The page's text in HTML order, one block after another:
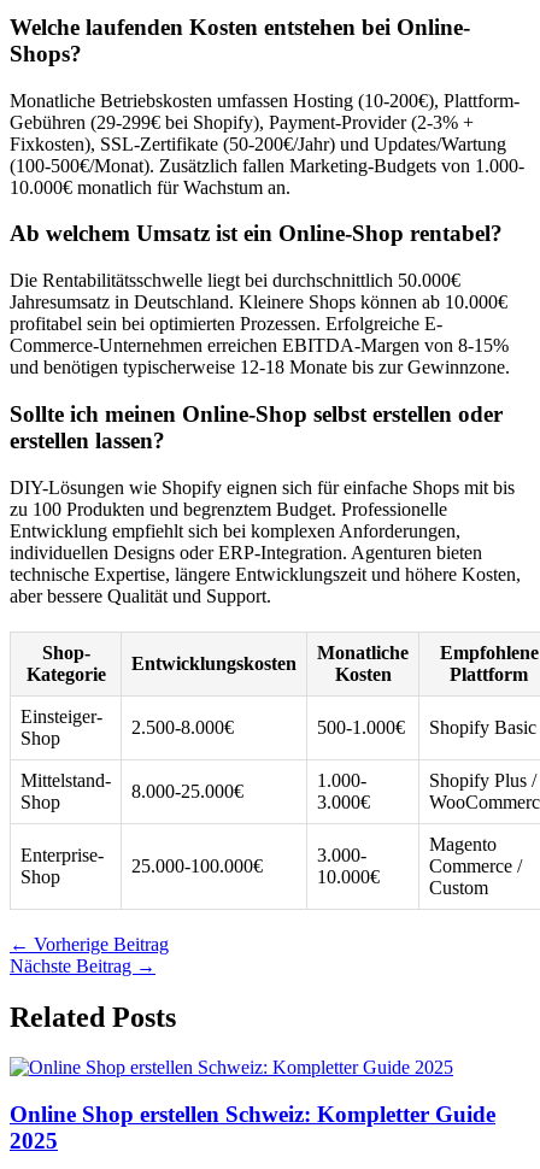
Welche laufenden Kosten entstehen bei Online-
Shops?
Monatliche Betriebskosten umfassen Hosting (10-200€), Plattform-
Gebühren (29-299€ bei Shopify), Payment-Provider (2-3% +
Fixkosten), SSL-Zertifikate (50-200€/Jahr) und Updates/Wartung
(100-500€/Monat). Zusätzlich fallen Marketing-Budgets von 1.000-
10.000€ monatlich für Wachstum an.
Ab welchem Umsatz ist ein Online-Shop rentabel?
Die Rentabilitätsschwelle liegt bei durchschnittlich 50.000€
Jahresumsatz in Deutschland. Kleinere Shops können ab 10.000€
profitabel sein bei optimierten Prozessen. Erfolgreiche E-
Commerce-Unternehmen erreichen EBITDA-Margen von 8-15%
und benötigen typischerweise 12-18 Monate bis zur Gewinnzone.
Sollte ich meinen Online-Shop selbst erstellen oder
erstellen lassen?
DIY-Lösungen wie Shopify eignen sich für einfache Shops mit bis
zu 100 Produkten und begrenztem Budget. Professionelle
Entwicklung empfiehlt sich bei komplexen Anforderungen,
individuellen Designs oder ERP-Integration. Agenturen bieten
technische Expertise, längere Entwicklungszeit und höhere Kosten,
aber bessere Qualität und Support.
Shop-
Kategorie
Entwicklungskosten
Monatliche
Kosten
Empfohlene
Plattform
Einsteiger-
Shop
2.500-8.000€ 500-1.000€ Shopify Basic
Mittelstand-
Shop
8.000-25.000€
1.000-
3.000€
Shopify Plus /
Enterprise-
Shop
25.000-100.000€
3.000-
10.000€
Magento
Commerce /
Custom
← Vorherige Beitrag
Nächste Beitrag →
Related Posts
Online Shop erstellen Schweiz: Kompletter Guide
2025